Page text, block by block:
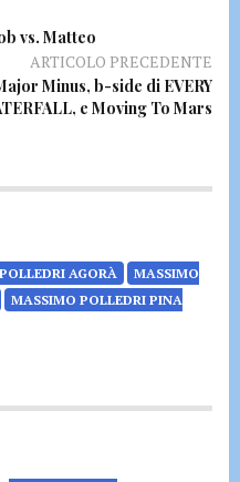
vs. Matteo
ARTICOLO PRECEDENTE
Minus, b-side di EVERY
e Moving To Mars
AGORÀ
MASSIMO
MASSIMO POLLEDRI PINA